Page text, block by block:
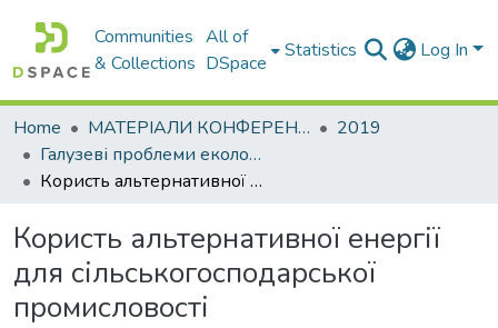
Communities
& Collections
All of
DSpace
Statistics Log In
Home МАТЕРІАЛИ КОНФЕРЕНЦІЙ
2019
Галузеві прoблеми екoлoгічнoї безпеки
Користь альтернативної енергії для сільськогосподарської промисловості
Користь альтернативної енергії
для сільськогосподарської
промисловості